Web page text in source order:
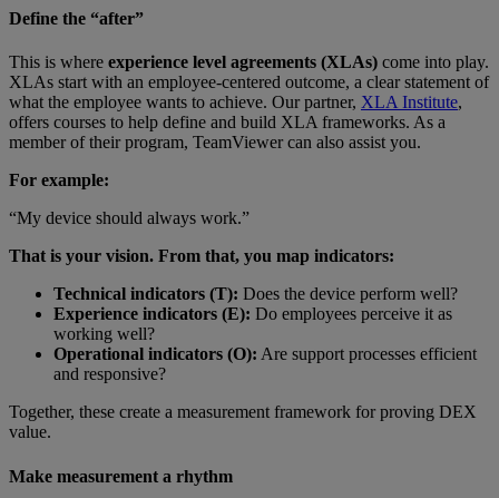
Define the “after”
This is where experience level agreements (XLAs) come into play.
XLAs start with an employee-centered outcome, a clear statement of
what the employee wants to achieve. Our partner, XLA Institute,
offers courses to help define and build XLA frameworks. As a
member of their program, TeamViewer can also assist you.
For example:
“My device should always work.”
That is your vision. From that, you map indicators:
Technical indicators (T): Does the device perform well?
Experience indicators (E): Do employees perceive it as
working well?
Operational indicators (O): Are support processes efficient
and responsive?
Together, these create a measurement framework for proving DEX
value.
Make measurement a rhythm